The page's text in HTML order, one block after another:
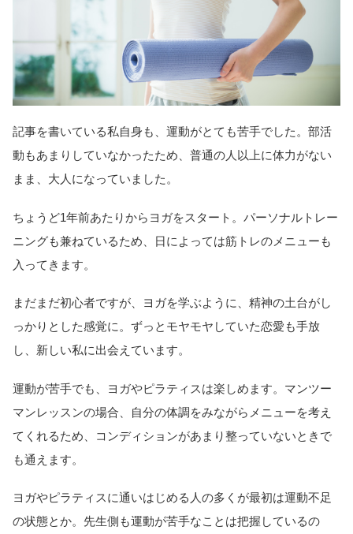
記事を書いている私自身も、運動がとても苦手でした。部活
動もあまりしていなかったため、普通の人以上に体力がない
まま、大人になっていました。
ちょうど1年前あたりからヨガをスタート。パーソナルトレー
ニングも兼ねているため、日によっては筋トレのメニューも
入ってきます。
まだまだ初心者ですが、ヨガを学ぶように、精神の土台がし
っかりとした感覚に。ずっとモヤモヤしていた恋愛も手放
し、新しい私に出会えています。
運動が苦手でも、ヨガやピラティスは楽しめます。マンツー
マンレッスンの場合、自分の体調をみながらメニューを考え
てくれるため、コンディションがあまり整っていないときで
も通えます。
ヨガやピラティスに通いはじめる人の多くが最初は運動不足
の状態とか。先生側も運動が苦手なことは把握しているの